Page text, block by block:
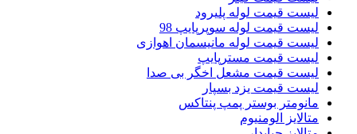
لیست قیمت لوله پلیرود
لیست قیمت لوله سوپرپایپ 98
لیست قیمت لوله مانیسمان اهوازی
لیست قیمت مسترپایپ
لیست قیمت مشعل اخگر بی صدا
لیست قیمت یزد بسپار
مانومتر بوستر پمپ پنتاکس
متالایز الومنیوم